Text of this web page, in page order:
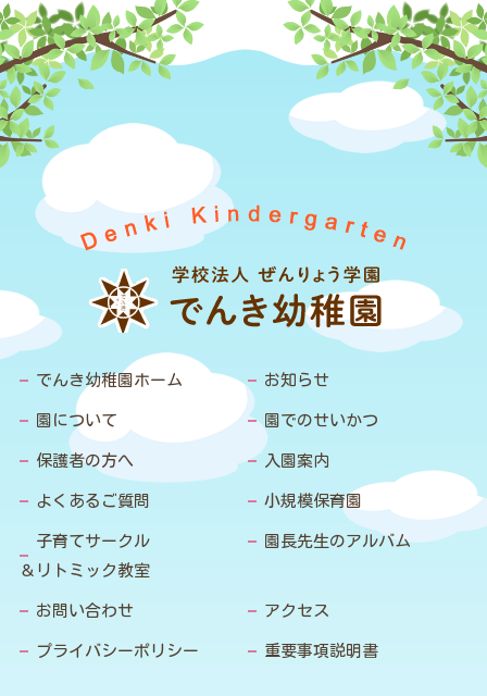
でんき幼稚園ホーム お知らせ
園について 園でのせいかつ
保護者の方へ 入園案内
よくあるご質問 小規模保育園
子育てサークル
＆リトミック教室
園長先生のアルバム
お問い合わせ アクセス
プライバシーポリシー 重要事項説明書